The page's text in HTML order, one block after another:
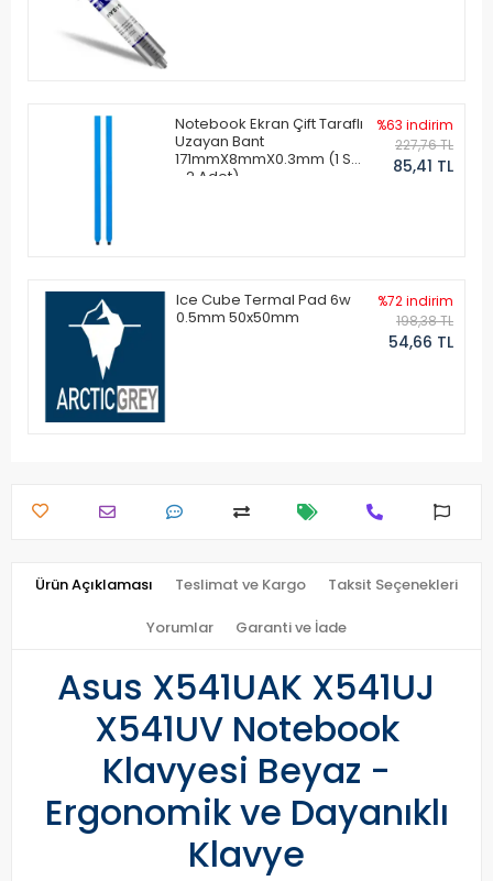
Notebook Ekran Çift Taraflı
Uzayan Bant
171mmX8mmX0.3mm (1 Set
- 2 Adet)
%63 indirim
227,76 TL
85,41 TL
Ice Cube Termal Pad 6w
0.5mm 50x50mm
%72 indirim
198,38 TL
54,66 TL
Ürün Açıklaması Teslimat ve Kargo Taksit Seçenekleri
Yorumlar Garanti ve İade
Asus X541UAK X541UJ
X541UV Notebook
Klavyesi Beyaz -
Ergonomik ve Dayanıklı
Klavye